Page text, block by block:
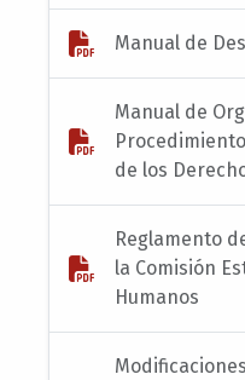
Manual de
Manual de
de los
Reglamento
la Comisión
Humanos